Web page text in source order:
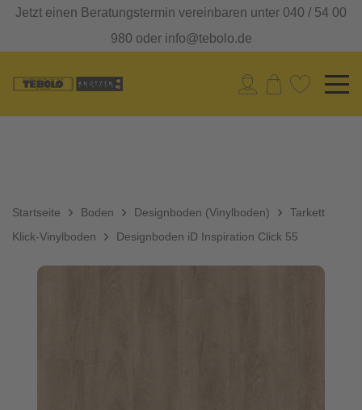
Jetzt einen Beratungstermin vereinbaren unter 040 / 54 00
980 oder info@tebolo.de
Startseite Boden
Designboden (Vinylboden)
Klick-Vinylboden
Tarkett
Designboden iD Inspiration Click 55